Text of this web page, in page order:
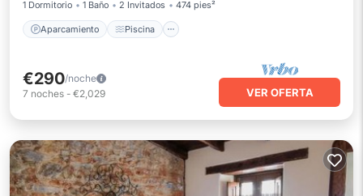
1 Dormitorio 1 Baño 2 Invitados 474 pies²
Aparcamiento Piscina
€290/noche
7 noches - €2,029 VER OFERTA